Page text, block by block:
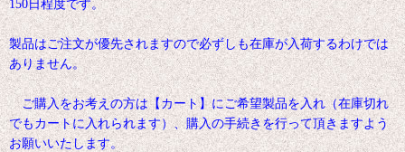
150日程度です。
製品はご注文が優先されますので必ずしも在庫が入荷するわけでは
ありません。
ご購入をお考えの方は【カート】にご希望製品を入れ（在庫切れ
でもカートに入れられます）、購入の手続きを行って頂きますよう
お願いいたします。